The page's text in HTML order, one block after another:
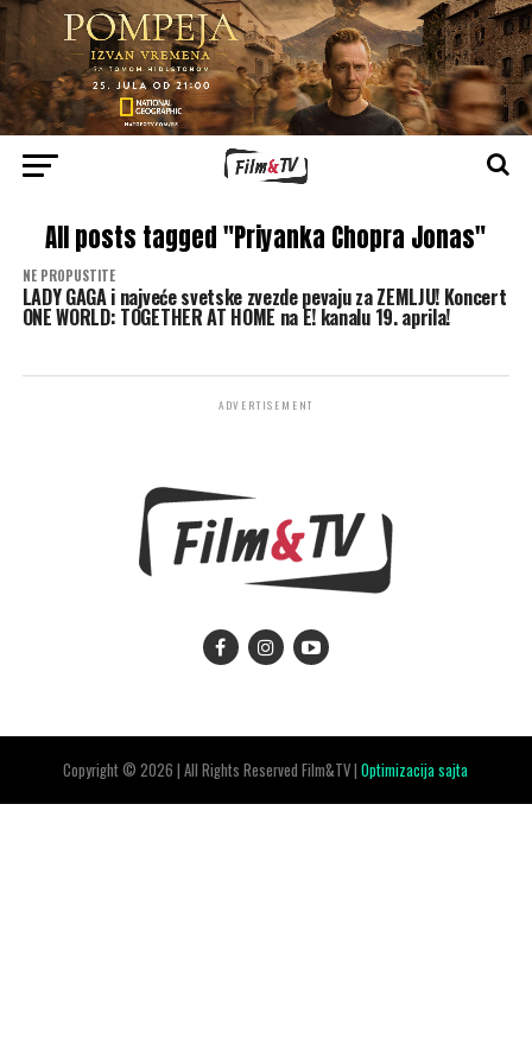
All posts tagged "Priyanka Chopra Jonas"
NE PROPUSTITE
LADY GAGA i najveće svetske zvezde pevaju za ZEMLJU! Koncert
ONE WORLD: TOGETHER AT HOME na E! kanalu 19. aprila!
ADVERTISEMENT
Copyright © 2026 | All Rights Reserved Film&TV |Optimizacija sajta